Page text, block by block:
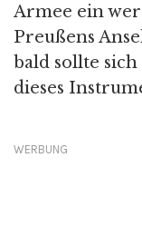
Armee ein
Preußens
bald sollte
dieses
WERBUNG